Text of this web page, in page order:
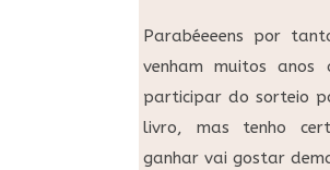
Parabéeeens por
venham muitos anos
participar do sorteio
livro, mas tenho
ganhar vai gostar